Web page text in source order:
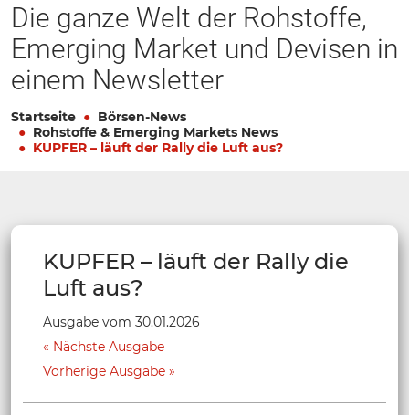
Die ganze Welt der Rohstoffe,
Emerging Market und Devisen in
einem Newsletter
Startseite
Börsen-News
Rohstoffe & Emerging Markets News
KUPFER – läuft der Rally die Luft aus?
KUPFER – läuft der Rally die
Luft aus?
Ausgabe vom 30.01.2026
Nächste Ausgabe
Vorherige Ausgabe